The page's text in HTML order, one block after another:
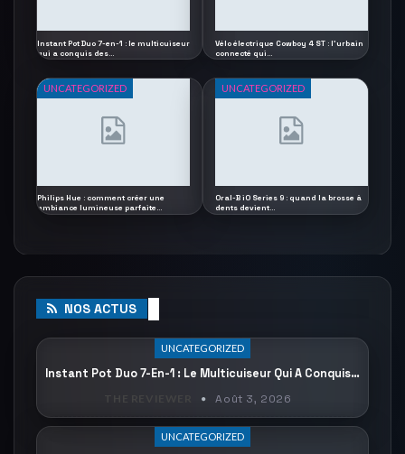
Instant Pot Duo 7-en-1 : le multicuiseur
qui a conquis des…
Vélo électrique Cowboy 4 ST : l’urbain
connecté qui…
UNCATEGORIZED
Philips Hue : comment créer une
ambiance lumineuse parfaite…
UNCATEGORIZED
Oral-B iO Series 9 : quand la brosse à
dents devient…
NOS ACTUS
UNCATEGORIZED
Instant Pot Duo 7-En-1 : Le Multicuiseur Qui A Conquis…
Août 3, 2026
UNCATEGORIZED